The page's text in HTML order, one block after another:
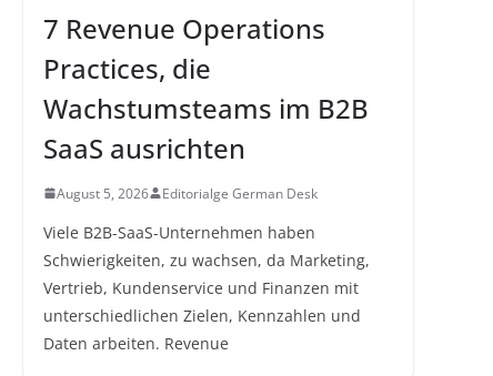
7 Revenue Operations
Practices, die
Wachstumsteams im B2B
SaaS ausrichten
August 5, 2026 Editorialge German Desk
Viele B2B-SaaS-Unternehmen haben
Schwierigkeiten, zu wachsen, da Marketing,
Vertrieb, Kundenservice und Finanzen mit
unterschiedlichen Zielen, Kennzahlen und
Daten arbeiten. Revenue